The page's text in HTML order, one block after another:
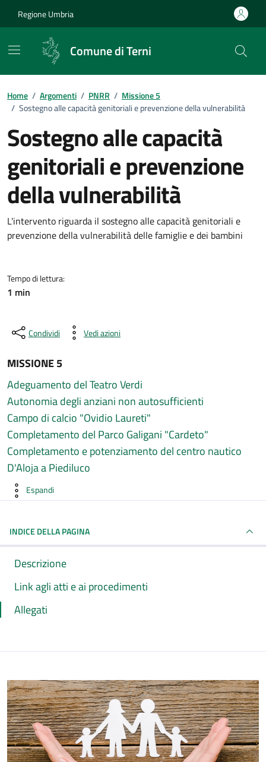
Regione Umbria
Comune di Terni
Home / Argomenti / PNRR / Missione 5
/ Sostegno alle capacità genitoriali e prevenzione della vulnerabilità
Sostegno alle capacità
genitoriali e prevenzione
della vulnerabilità
Dettagli della pagina
L'intervento riguarda il sostegno alle capacità genitoriali e
prevenzione della vulnerabilità delle famiglie e dei bambini
Tempo di lettura:
1 min
Condividi Vedi azioni
MISSIONE 5
Adeguamento del Teatro Verdi
Autonomia degli anziani non autosufficienti
Campo di calcio "Ovidio Laureti"
Completamento del Parco Galigani "Cardeto"
Completamento e potenziamento del centro nautico
D'Aloja a Piediluco
Espandi
INDICE DELLA PAGINA
Descrizione
Link agli atti e ai procedimenti
Allegati